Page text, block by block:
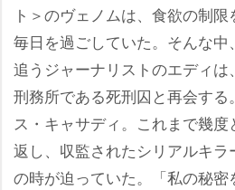
ト＞のヴェノムは、食欲の制
毎日を過ごしていた。そんな
追うジャーナリストのエディ
刑務所である死刑囚と再会する
ス・キャサディ。これまで幾度
返し、収監されたシリアルキ
の時が迫っていた。「私の秘